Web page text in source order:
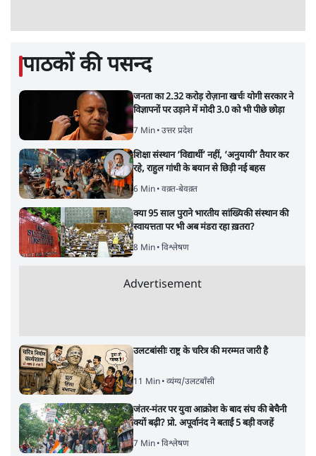
पाठकों की पसन्द
जनता का 2.32 करोड़ रोज़ाना खर्चः योगी सरकार ने
विज्ञापनों पर उड़ाने में मोदी 3.0 को भी पीछे छोड़ा
7 Min• उत्तर प्रदेश
शिक्षा संस्थान ‘विद्यार्थी’ नहीं, ‘अनुयायी’ तैयार कर
रहे, राहुल गांधी के बयान से छिड़ी नई बहस
6 Min• वक़्त-बेवक़्त
क्या 95 साल पुराने भारतीय सांख्यिकी संस्थान की
स्वायत्तता पर भी अब मंडरा रहा ख़तरा?
8 Min• विश्लेषण
Advertisement
उलटबांसीः राष्ट्र के चरित्र की मरम्मत जारी है
11 Min• व्यंग्य/उलटबाँसी
जंतर-मंतर पर युवा आक्रोश के बाद संघ की बेचैनी
क्यों बढ़ी? प्रो. अपूर्वानंद ने बताईं 5 बड़ी वजहें
7 Min• विश्लेषण